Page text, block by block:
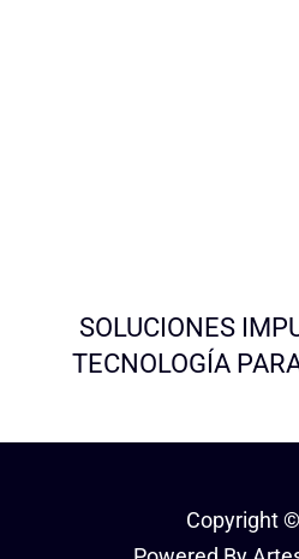
SOLUCIONES
TECNOLOGÍA
Copyright